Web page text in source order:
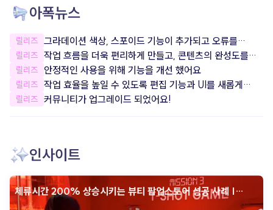
여러 레이어를 더욱 편리하게 구분하고
관리할 수 있습니다. 📌 음악 재생 옵션이
더욱 다양해졌어요. 음악이 재생되는 구간과
볼륨을 원하는 대로 설정할 수 있도록 상세
옵션을 개선했어요. 콘텐츠의 분위기와
장면에 맞게 음악을 조절하여 더욱 완성도
높은 콘텐츠를 제작해 보세요. 📌 서비스
안정성을 개선했어요. 더욱 안정적으로
아폭뉴스
릴리즈 그라데이션 색상, 스포이드 기능이 추가되고 오류를
잡았어요!
릴리즈 작업 흐름을 더욱 편리하게 만들고, 콘텐츠의 완성도를
높일 수 있도록 기능을 개선했어요.
릴리즈 안정적인 사용을 위해 기능을 개선 했어요
릴리즈 작업 효율을 높일 수 있도록 편집 기능과 UI를 새롭게
개선했어요.
릴리즈 커뮤니티가 업그레이드 되었어요!
인사이트
체류시간 200% 상승시키는 뷰티 팝업스토어 성공 사례 |
인터랙티브 콘텐츠